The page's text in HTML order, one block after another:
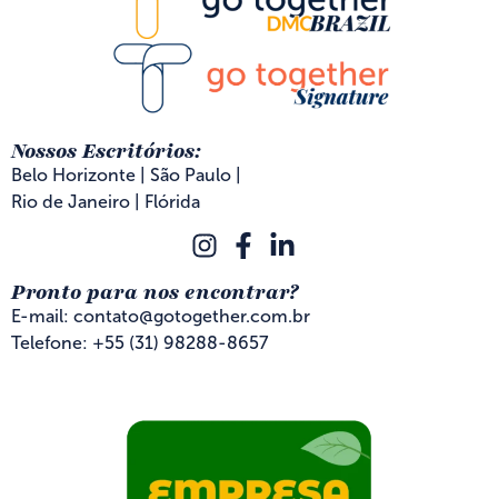
Nossos Escritórios:
Belo Horizonte | São Paulo |
Rio de Janeiro | Flórida
Pronto para nos encontrar?
E-mail: contato@gotogether.com.br
Telefone: +55 (31) 98288-8657